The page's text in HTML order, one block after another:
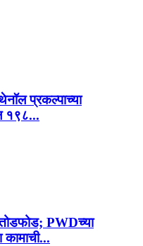
प्रकल्पाच्या
१९८...
तोडफोड; PWDच्या
कामाची...